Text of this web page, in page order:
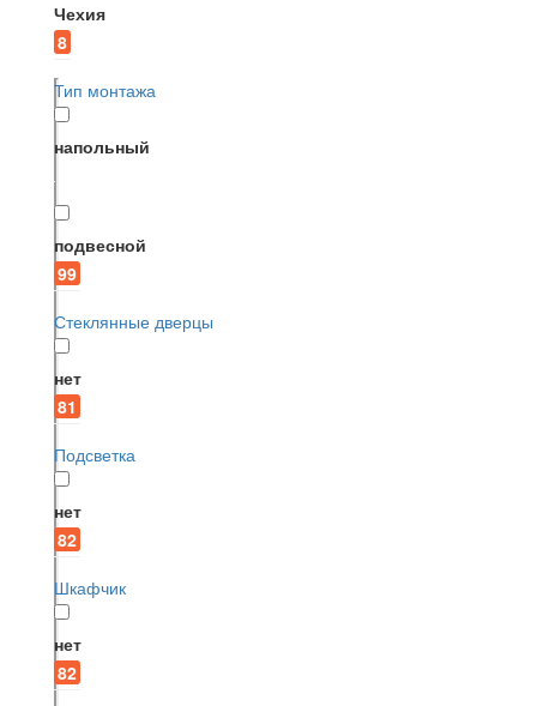
Чехия
8
Тип монтажа
напольный
подвесной
99
Стеклянные дверцы
нет
81
Подсветка
нет
82
Шкафчик
нет
82